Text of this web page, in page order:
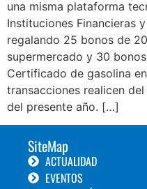
una misma plataforma
Instituciones Financieras
regalando 25 bonos de
supermercado y 30
Certificado de gasolina
transacciones realicen
del presente año. […]
SiteMap
ACTUALIDAD
EVENTOS